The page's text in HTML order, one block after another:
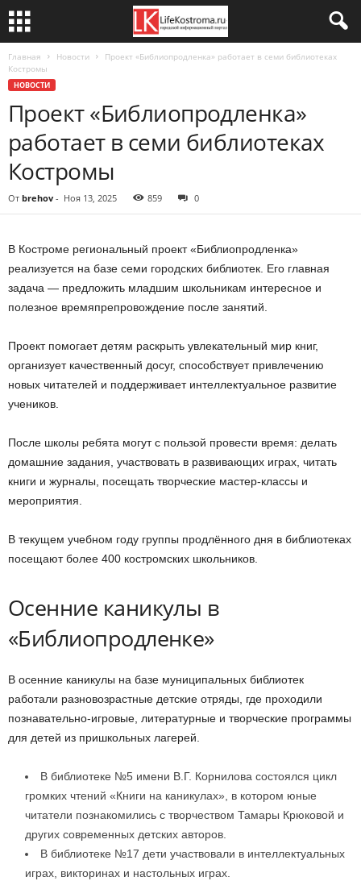
Главная Новости
Проект «Библиопродленка» работает в семи библиотеках
Костромы
НОВОСТИ
Проект «Библиопродленка»
работает в семи библиотеках
Костромы
От brehov - Ноя 13, 2025 859 0
В Костроме региональный проект «Библиопродленка»
реализуется на базе семи городских библиотек. Его главная
задача — предложить младшим школьникам интересное и
полезное времяпрепровождение после занятий.
Проект помогает детям раскрыть увлекательный мир книг,
организует качественный досуг, способствует привлечению
новых читателей и поддерживает интеллектуальное развитие
учеников.
После школы ребята могут с пользой провести время: делать
домашние задания, участвовать в развивающих играх, читать
книги и журналы, посещать творческие мастер-классы и
мероприятия.
В текущем учебном году группы продлённого дня в библиотеках
посещают более 400 костромских школьников.
Осенние каникулы в
«Библиопродленке»
В осенние каникулы на базе муниципальных библиотек
работали разновозрастные детские отряды, где проходили
познавательно-игровые, литературные и творческие программы
для детей из пришкольных лагерей.
В библиотеке №5 имени В.Г. Корнилова состоялся цикл
громких чтений «Книги на каникулах», в котором юные
читатели познакомились с творчеством Тамары Крюковой и
других современных детских авторов.
В библиотеке №17 дети участвовали в интеллектуальных
играх, викторинах и настольных играх.